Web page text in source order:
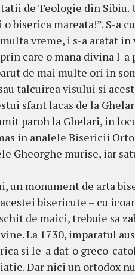
de Teologie din Sibiu.
biserica mareata!”. S-a
vreme, i s-a aratat
care o mana divina l-a
de mai multe ori in
talcuirea visului si
sfant lacas de la
paroh la Ghelari, in
in analele Bisericii
Gheorghe murise, iar
un monument de arta
bisericute – cu
de maici, trebuie sa
La 1730, imparatul
si le-a dat-o greco-
Dar nici un ortodox